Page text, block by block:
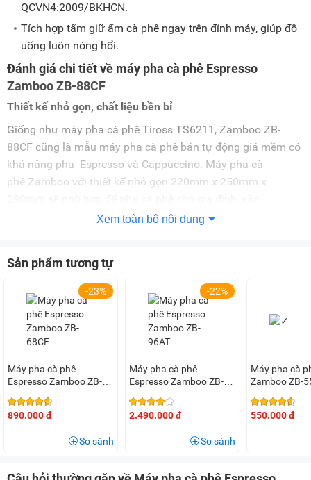
QCVN4:2009/BKHCN.
Tích hợp tấm giữ ấm cà phê ngay trên đỉnh máy, giúp đồ
uống luôn nóng hổi.
Đánh giá chi tiết về máy pha cà phê Espresso
Zamboo ZB-88CF
Thiết kế nhỏ gọn, chất liệu bền bỉ
Giống như máy pha cà phê Tiross TS6211, Zamboo ZB-
88CF cũng là mẫu máy pha cà phê bán tự động giá mềm có
khả năng pha Espresso và Cappuccino. Máy pha cà
phê Zamboo với thiết kế nhỏ gọn 220mm x 250mm x
phòng. Máy làm từ chất liệu nhôm, thép không gỉ, nhựa ABS,
Giao diện tinh tế, thao tác dễ dàng với van phun hơi tiện
dụng
Phần mặt trước của
máy pha cà phê bán tự động
hiện đại. Các nút vặn và công tắc điều khiển được bố trí hợp
lý, dễ thao tác cho cả người mới bắt đầu. Đặc biệt, máy được
trang bị van điều chỉnh phun hơi, giúp người dùng đánh sữa
chuẩn quán cà phê ngay tại nhà.
Bình chứa nước lớn 1.6 lít
Xem toàn bộ nội dung
Sản phẩm tương tự
-23%
Máy pha cà phê
Espresso Zamboo ZB-
890.000 đ
So sánh
-22%
Máy pha cà phê
Espresso Zamboo ZB-
2.490.000 đ
So sánh
Máy pha cà
Zamboo ZB-
550.000 đ